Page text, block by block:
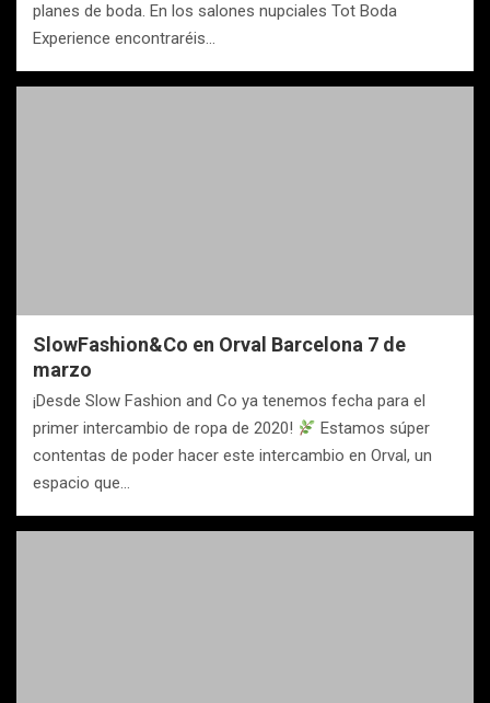
planes de boda. En los salones nupciales Tot Boda
Experience encontraréis…
SlowFashion&Co en Orval Barcelona 7 de
marzo‬
¡Desde Slow Fashion and Co ya tenemos fecha para el
primer intercambio de ropa de 2020!
Estamos súper
contentas de poder hacer este intercambio en Orval, un
espacio que…